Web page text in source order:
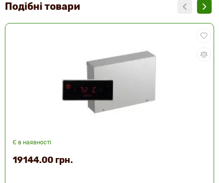
Подібні товари
Є в наявності
19144.00 грн.